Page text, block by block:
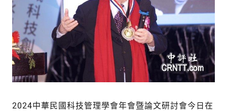
2024中華民國科技管理學會年會暨論文研討會今日在